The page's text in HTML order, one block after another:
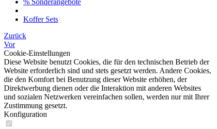
% Sonderangebote
Koffer Sets
Zurück
Vor
Cookie-Einstellungen
Diese Website benutzt Cookies, die für den technischen Betrieb der
Website erforderlich sind und stets gesetzt werden. Andere Cookies,
die den Komfort bei Benutzung dieser Website erhöhen, der
Direktwerbung dienen oder die Interaktion mit anderen Websites
und sozialen Netzwerken vereinfachen sollen, werden nur mit Ihrer
Zustimmung gesetzt.
Konfiguration